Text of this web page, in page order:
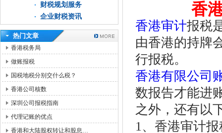
财税规划服务
企业财税资讯
热门文章
香港税务局
做账报税
国税地税分别交什么税？
香港公司核数
深圳公司报税指南
代理记账的优点
香港和大陆股权转让和股息…
香
香港审计报税
由香港的持牌
行报税。
香港有限公司
数报告才能进
之外，还有以
1、香港审计